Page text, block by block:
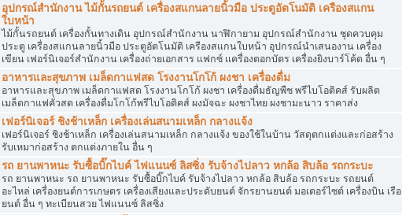
อุปกรณ์สำนักงาน ไม้กั้นรถยนต์ เครื่องสแกนลายนิ้วมือ ประตูอัตโนมัติ เครืองสแกน
ใบหน้า
ไม้กั้นรถยนต์ เครื่องกั้นทางเดิน อุปกรณ์สำนักงาน นาฬิกายาม อุปกรณ์สำนักงาน ชุดควบคุม
ประตู เครื่องสแกนลายนิ้วมือ ประตูอัตโนมัติ เครืองสแกนใบหน้า อุปกรณ์นำเสนองาน เครื่อง
เขียน เฟอร์นิเจอร์สำนักงาน เครื่องถ่ายเอกสาร แฟกซ์ เเครื่องตอกบัตร เครื่องยิงบาร์โค้ด อื่น ๆ
อาหารและสุขภาพ เมล็ดกาแฟสด โรงงานโกโก้ ผงชา เครื่องดื่ม
อาหารและสุขภาพ เมล็ดกาแฟสด โรงงานโกโก้ ผงชา เครื่องดื่มธัญพืช พรีไบโอติคส์ รับผลิต
เมล็ดกาแฟคั่วสด เครื่องดื่มโกโก้พรีไบโอติคส์ ผงมัจฉะ ผงชาไทย ผงชามะนาว ราคาส่ง
เฟอร์นิเจอร์ ชิงช้าเหล็ก เครื่องเล่นสนามเหล็ก กลางแจ้ง
เฟอร์นิเจอร์ ชิงช้าเหล็ก เครื่องเล่นสนามเหล็ก กลางแจ้ง ของใช้ในบ้าน วัสดุตกแต่งและก่อสร้าง
รับเหมาก่อสร้าง ตกแต่งภายใน อื่น ๆ
รถ ยานพาหนะ รับซื้อบิ๊กไบค์ ไฟแนนซ์ ลิสซิ่ง รับจ้างไปลาว หกล้อ สิบล้อ รถกระบะ
รถ ยานพาหนะ รถ ยานพาหนะ รับซื้อบิ๊กไบค์ รับจ้างไปลาว หกล้อ สิบล้อ รถกระบะ รถยนต์
อะไหล่ เครื่องยนต์การเกษตร เครื่องเสียงและประดับยนต์ จักรยานยนต์ มอเตอร์ไซต์ เครื่องบิน เรือ
ยนต์ อื่น ๆ ทะเบียนสวย ไฟแนนซ์ ลิสซิ่ง